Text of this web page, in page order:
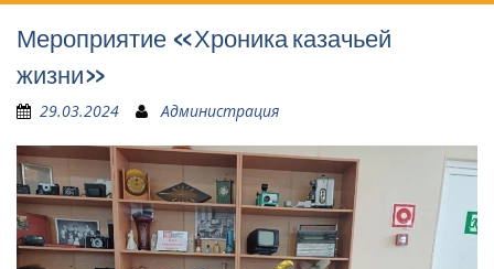
Мероприятие «Хроника казачьей
жизни»
29.03.2024 Администрация